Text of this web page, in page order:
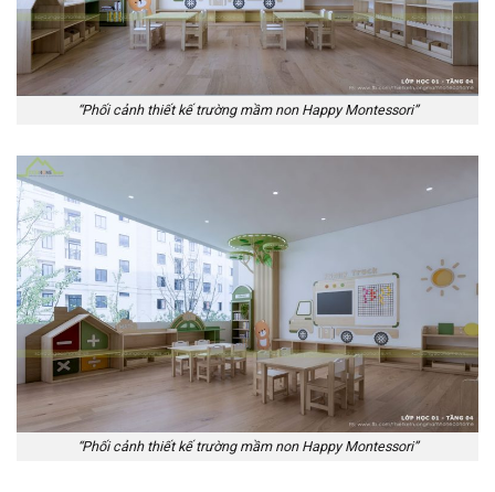
“Phối cảnh thiết kế trường mầm non Happy Montessori”
“Phối cảnh thiết kế trường mầm non Happy Montessori”